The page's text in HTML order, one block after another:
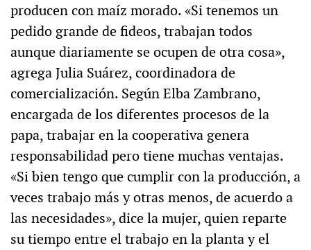
producen con maíz morado. «Si tenemos un
pedido grande de fideos, trabajan todos
aunque diariamente se ocupen de otra cosa»,
agrega Julia Suárez, coordinadora de
comercialización. Según Elba Zambrano,
encargada de los diferentes procesos de la
papa, trabajar en la cooperativa genera
responsabilidad pero tiene muchas ventajas.
«Si bien tengo que cumplir con la producción, a
veces trabajo más y otras menos, de acuerdo a
las necesidades», dice la mujer, quien reparte
su tiempo entre el trabajo en la planta y el